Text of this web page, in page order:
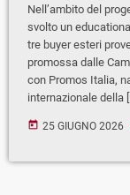
Nell’ambito del
svolto un
tre buyer esteri
promossa dalle
con Promos Italia,
internazionale della
today 25 GIUGNO 2026